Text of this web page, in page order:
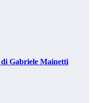
Gabriele Mainetti